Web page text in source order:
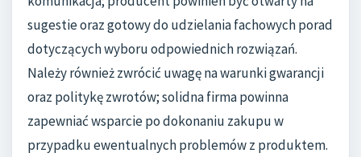
sugestie oraz gotowy do udzielania fachowych porad
dotyczących wyboru odpowiednich rozwiązań.
Należy również zwrócić uwagę na warunki gwarancji
oraz politykę zwrotów; solidna firma powinna
zapewniać wsparcie po dokonaniu zakupu w
przypadku ewentualnych problemów z produktem.